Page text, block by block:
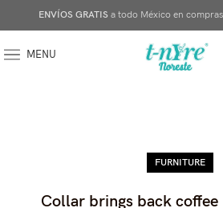
ENVÍOS GRATIS a todo México en
MENU
FURNITURE
Collar brings back